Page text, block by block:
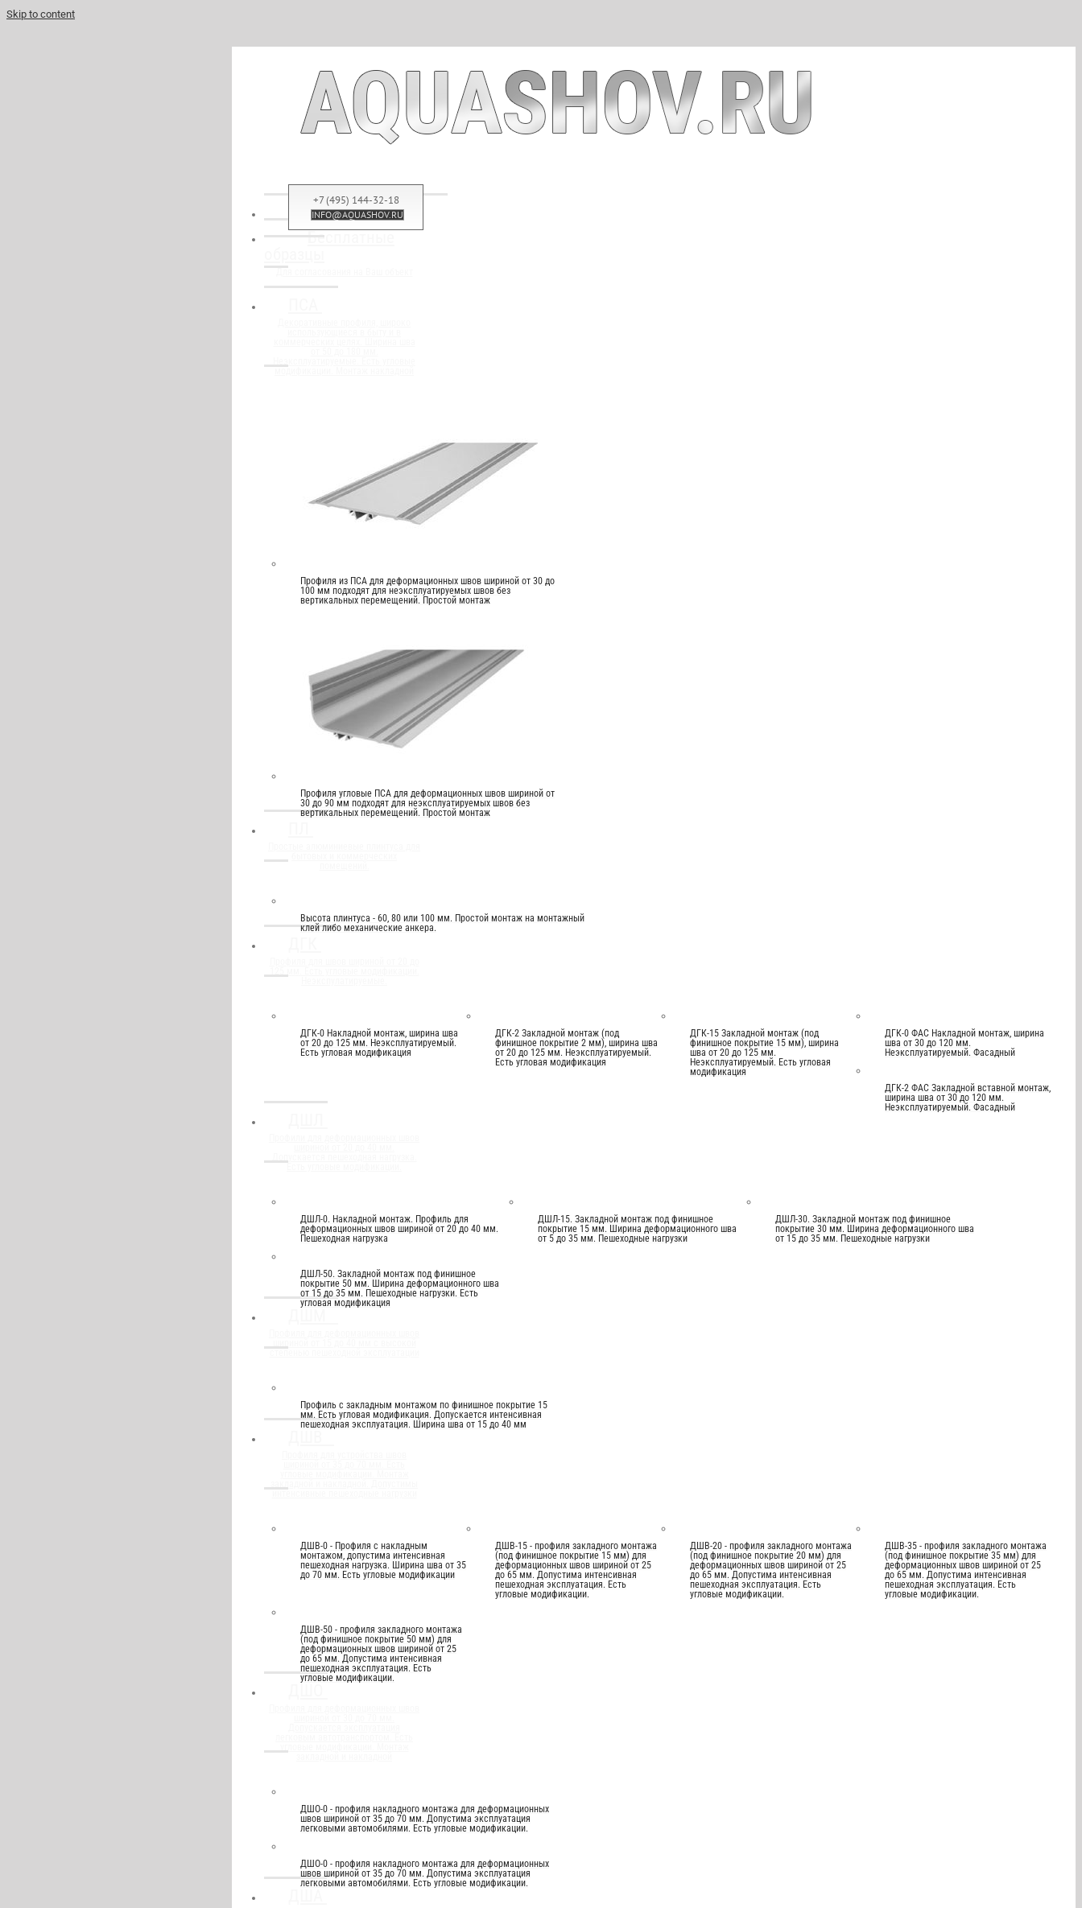
Skip to content
+7 (495) 144-32-18
INFO@AQUASHOV.RU
Бесплатные
Профиля из ПСА для деформационных швов шириной от 30 до
100 мм подходят для неэксплуатируемых швов без
вертикальных перемещений. Простой монтаж
Профиля угловые ПСА для деформационных швов шириной от
30 до 90 мм подходят для неэксплуатируемых швов без
вертикальных перемещений. Простой монтаж
Высота плинтуса - 60, 80 или 100 мм. Простой монтаж на монтажный
клей либо механические анкера.
ДГК-0 Накладной монтаж, ширина шва
от 20 до 125 мм. Неэксплуатируемый.
Есть угловая модификация
ДГК-2 Закладной монтаж (под
финишное покрытие 2 мм), ширина шва
от 20 до 125 мм. Неэксплуатируемый.
Есть угловая модификация
ДГК-15 Закладной монтаж (под
финишное покрытие 15 мм), ширина
шва от 20 до 125 мм.
Неэксплуатируемый. Есть угловая
модификация
ДГК-0 ФАС Накладной монтаж, ширина
шва от 30 до 120 мм.
Неэксплуатируемый. Фасадный
ДГК-2 ФАС Закладной вставной монтаж,
ширина шва от 30 до 120 мм.
Неэксплуатируемый. Фасадный
ДШЛ-0. Накладной монтаж. Профиль для
деформационных швов шириной от 20 до 40 мм.
Пешеходная нагрузка
ДШЛ-15. Закладной монтаж под финишное
покрытие 15 мм. Ширина деформационного шва
от 5 до 35 мм. Пешеходные нагрузки
ДШЛ-30. Закладной монтаж под финишное
покрытие 30 мм. Ширина деформационного шва
от 15 до 35 мм. Пешеходные нагрузки
ДШЛ-50. Закладной монтаж под финишное
покрытие 50 мм. Ширина деформационного шва
от 15 до 35 мм. Пешеходные нагрузки. Есть
угловая модификация
Профиль с закладным монтажом по финишное покрытие 15
мм. Есть угловая модификация. Допускается интенсивная
пешеходная эксплуатация. Ширина шва от 15 до 40 мм
ДШВ-0 - Профиля с накладным
монтажом, допустима интенсивная
пешеходная нагрузка. Ширина шва от 35
до 70 мм. Есть угловые модификации
ДШВ-15 - профиля закладного монтажа
(под финишное покрытие 15 мм) для
деформационных швов шириной от 25
до 65 мм. Допустима интенсивная
пешеходная эксплуатация. Есть
угловые модификации.
ДШВ-20 - профиля закладного монтажа
(под финишное покрытие 20 мм) для
деформационных швов шириной от 25
до 65 мм. Допустима интенсивная
пешеходная эксплуатация. Есть
угловые модификации.
ДШВ-35 - профиля закладного монтажа
(под финишное покрытие 35 мм) для
деформационных швов шириной от 25
до 65 мм. Допустима интенсивная
пешеходная эксплуатация. Есть
угловые модификации.
ДШВ-50 - профиля закладного монтажа
(под финишное покрытие 50 мм) для
деформационных швов шириной от 25
до 65 мм. Допустима интенсивная
пешеходная эксплуатация. Есть
угловые модификации.
ДШО-0 - профиля накладного монтажа для деформационных
швов шириной от 35 до 70 мм. Допустима эксплуатация
легковыми автомобилями. Есть угловые модификации.
ДШО-0 - профиля накладного монтажа для деформационных
швов шириной от 35 до 70 мм. Допустима эксплуатация
легковыми автомобилями. Есть угловые модификации.